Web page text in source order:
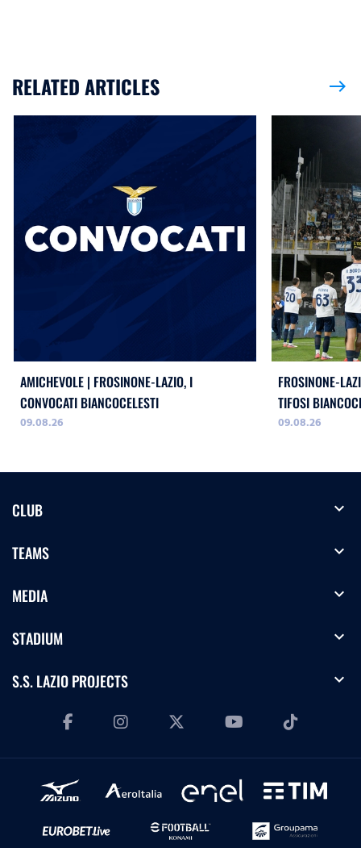
RELATED ARTICLES east
AMICHEVOLE | FROSINONE-LAZIO, I
CONVOCATI BIANCOCELESTI
09.08.26
FROSINONE-
TIFOSI
09.08.26
CLUB expand_more
TEAMS expand_more
MEDIA expand_more
STADIUM expand_more
S.S. LAZIO PROJECTS expand_more